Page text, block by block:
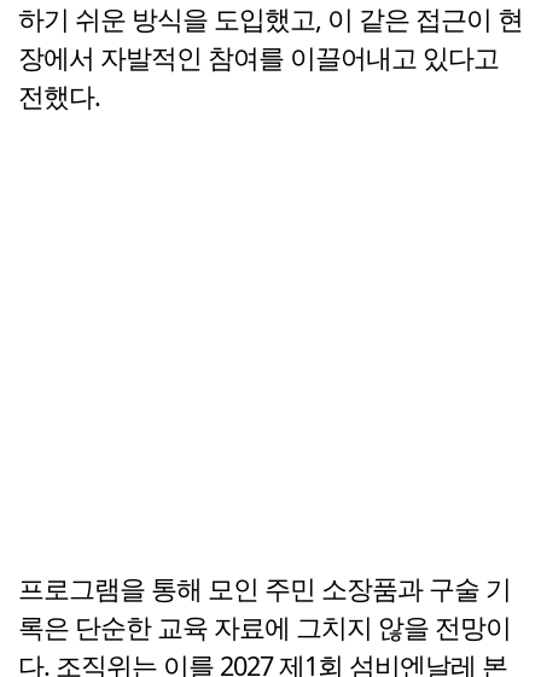
하기 쉬운 방식을 도입했고, 이 같은 접근이 현
장에서 자발적인 참여를 이끌어내고 있다고
전했다.
프로그램을 통해 모인 주민 소장품과 구술 기
록은 단순한 교육 자료에 그치지 않을 전망이
다. 조직위는 이를 2027 제1회 섬비엔날레 본